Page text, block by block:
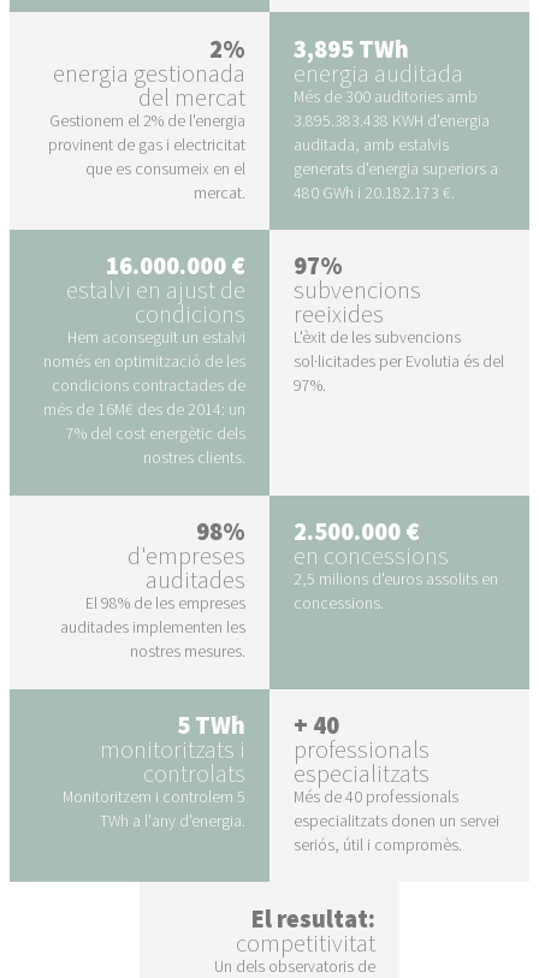
2%
energia gestionada
del mercat
Gestionem el 2% de l'energia
provinent de gas i electricitat
que es consumeix en el
mercat.
3,895 TWh
energia auditada
Més de 300 auditories amb
3.895.383.438 KWH d'energia
auditada, amb estalvis
generats d'energia superiors a
480 GWh i 20.182.173 €.
16.000.000 €
estalvi en ajust de
condicions
Hem aconseguit un estalvi
només en optimització de les
condicions contractades de
més de 16M€ des de 2014: un
7% del cost energètic dels
nostres clients.
97%
subvencions
reeixides
L'èxit de les subvencions
sol·licitades per Evolutia és del
97%.
98%
d'empreses
auditades
El 98% de les empreses
auditades implementen les
nostres mesures.
2.500.000 €
en concessions
2,5 milions d'euros assolits en
concessions.
5 TWh
monitoritzats i
controlats
Monitoritzem i controlem 5
TWh a l'any d'energia.
+ 40
professionals
especialitzats
Més de 40 professionals
especialitzats donen un servei
seriós, útil i compromès.
El resultat:
competitivitat
Un dels observatoris de